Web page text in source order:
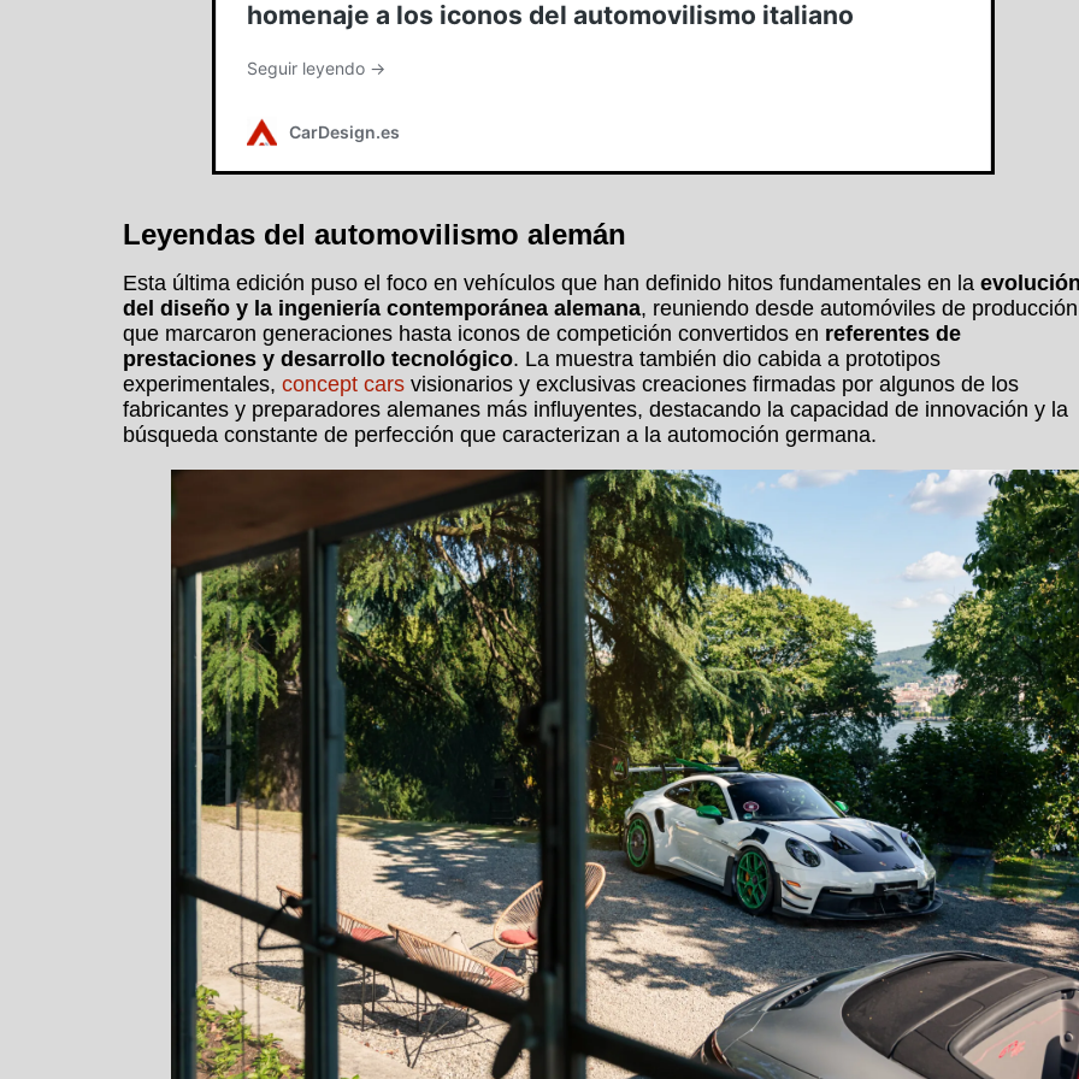
Leyendas del automovilismo alemán
Esta última edición puso el foco en vehículos que han definido hitos fundamentales en la
del diseño y la ingeniería contemporánea alemana, reuniendo desde automóviles de producción
que marcaron generaciones hasta iconos de competición convertidos en referentes de
prestaciones y desarrollo tecnológico. La muestra también dio cabida a prototipos
experimentales, concept cars visionarios y exclusivas creaciones firmadas por algunos de los
fabricantes y preparadores alemanes más influyentes, destacando la capacidad de innovación y la
búsqueda constante de perfección que caracterizan a la automoción germana.